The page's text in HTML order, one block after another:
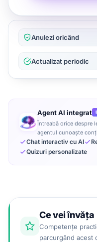
Anulezi oricând
Actualizat periodic
Agent AI integrat
Întreabă orice despre
agentul cunoaște
Chat interactiv cu AI
Quizuri personalizate
Ce vei învăța
Competențe
parcurgând acest